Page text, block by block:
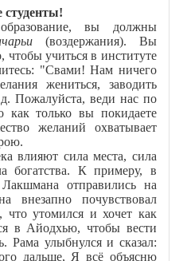
студенты!
вы должны
(воздержания). Вы
чтобы учиться в институте
"Свами! Нам ничего
жениться, заводить
Пожалуйста, веди нас по
как только вы покидаете
желаний охватывает
влияют сила места, сила
богатства. К примеру, в
отправились на
внезапно почувствовал
что утомился и хочет как
в Айодхью, чтобы вести
Рама улыбнулся и сказал:
дальше, Я всё объясню